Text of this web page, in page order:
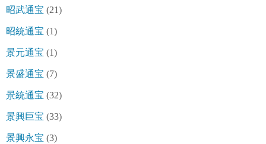
昭武通宝 (21)
昭統通宝 (1)
景元通宝 (1)
景盛通宝 (7)
景統通宝 (32)
景興巨宝 (33)
景興永宝 (3)